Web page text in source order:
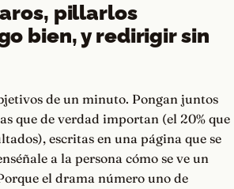
pillarlos
bien, y redirigir sin
de un minuto. Pongan juntos
que de verdad importan (el 20% que
escritas en una página que se
a la persona cómo se ve un
el drama número uno de